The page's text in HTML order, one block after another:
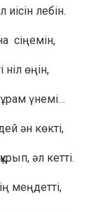
лебін.
сіңемін,
ніл өңін,
үнемі…
ән көкті,
әл кетті.
меңдетті,